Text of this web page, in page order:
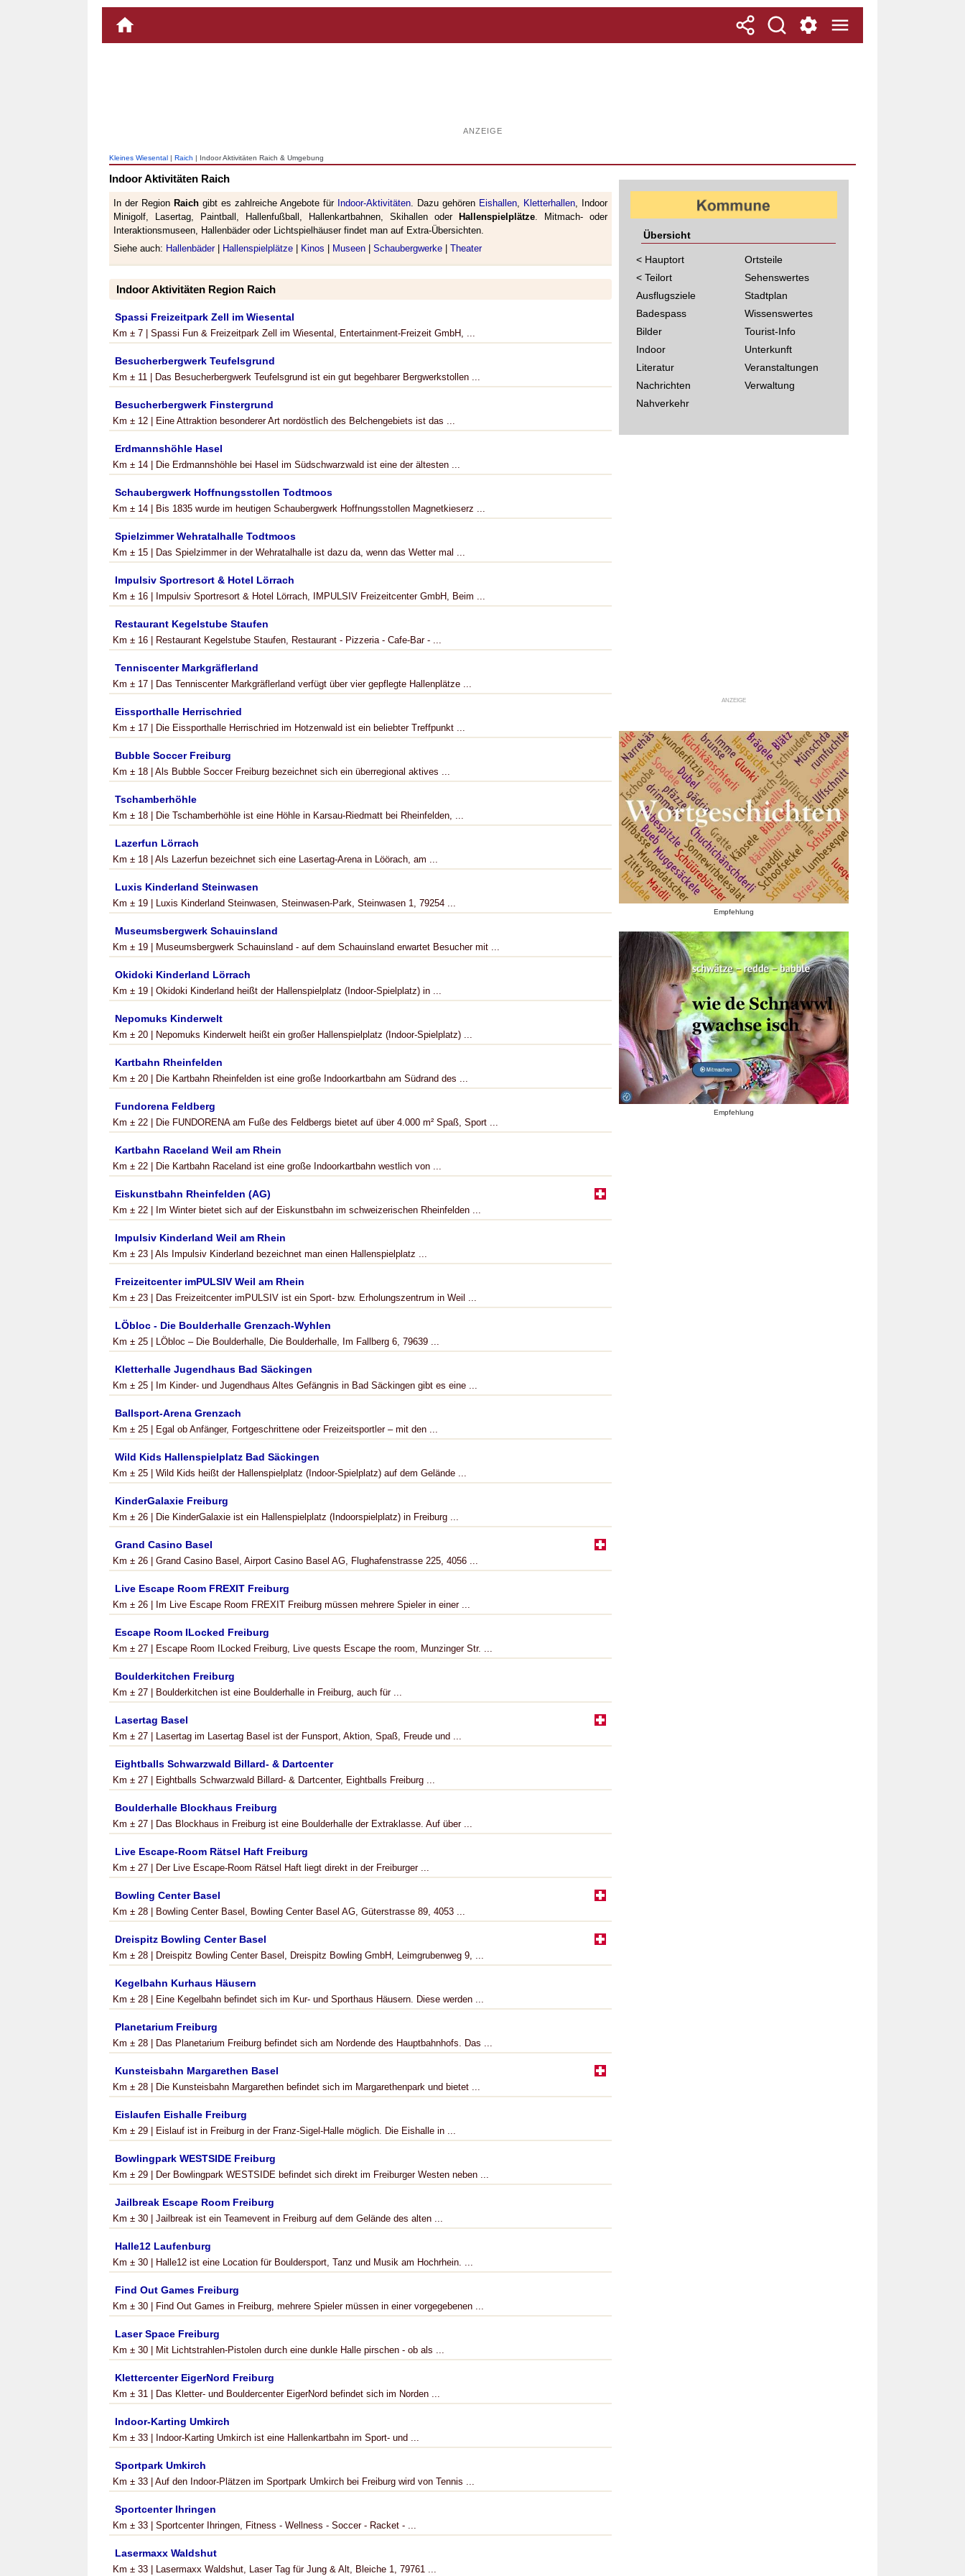
ANZEIGE
Kleines Wiesental | Raich | Indoor Aktivitäten Raich & Umgebung
Indoor Aktivitäten Raich
In der Region Raich gibt es zahlreiche Angebote für Indoor-Aktivitäten. Dazu gehören Eishallen, Kletterhallen, Indoor
Minigolf, Lasertag, Paintball, Hallenfußball, Hallenkartbahnen, Skihallen oder
Hallenspielplätze. Mitmach- oder
Interaktionsmuseen, Hallenbäder oder Lichtspielhäuser findet man auf Extra-Übersichten.
Siehe auch: Hallenbäder| Hallenspielplätze Kinos Museen Schaubergwerke Theater
Indoor Aktivitäten Region Raich
Spassi Freizeitpark Zell im Wiesental
Km ± 7 | Spassi Fun & Freizeitpark Zell im Wiesental, Entertainment-Freizeit GmbH, ...
Besucherbergwerk Teufelsgrund
Km ± 11 | Das Besucherbergwerk Teufelsgrund ist ein gut begehbarer Bergwerkstollen ...
Besucherbergwerk Finstergrund
Km ± 12 | Eine Attraktion besonderer Art nordöstlich des Belchengebiets ist das ...
Erdmannshöhle Hasel
Km ± 14 | Die Erdmannshöhle bei Hasel im Südschwarzwald ist eine der ältesten ...
Schaubergwerk Hoffnungsstollen Todtmoos
Km ± 14 | Bis 1835 wurde im heutigen Schaubergwerk Hoffnungsstollen Magnetkieserz ...
Spielzimmer Wehratalhalle Todtmoos
Km ± 15 | Das Spielzimmer in der Wehratalhalle ist dazu da, wenn das Wetter mal ...
Impulsiv Sportresort & Hotel Lörrach
Km ± 16 | Impulsiv Sportresort & Hotel Lörrach, IMPULSIV Freizeitcenter GmbH, Beim ...
Restaurant Kegelstube Staufen
Km ± 16 | Restaurant Kegelstube Staufen, Restaurant - Pizzeria - Cafe-Bar - ...
Tenniscenter Markgräflerland
Km ± 17 | Das Tenniscenter Markgräflerland verfügt über vier gepflegte Hallenplätze ...
Eissporthalle Herrischried
Km ± 17 | Die Eissporthalle Herrischried im Hotzenwald ist ein beliebter Treffpunkt ...
Bubble Soccer Freiburg
Km ± 18 | Als Bubble Soccer Freiburg bezeichnet sich ein überregional aktives ...
Tschamberhöhle
Km ± 18 | Die Tschamberhöhle ist eine Höhle in Karsau-Riedmatt bei Rheinfelden, ...
Lazerfun Lörrach
Km ± 18 | Als Lazerfun bezeichnet sich eine Lasertag-Arena in Löörach, am ...
Luxis Kinderland Steinwasen
Km ± 19 | Luxis Kinderland Steinwasen, Steinwasen-Park, Steinwasen 1, 79254 ...
Museumsbergwerk Schauinsland
Km ± 19 | Museumsbergwerk Schauinsland - auf dem Schauinsland erwartet Besucher mit ...
Okidoki Kinderland Lörrach
Km ± 19 | Okidoki Kinderland heißt der Hallenspielplatz (Indoor-Spielplatz) in ...
Nepomuks Kinderwelt
Km ± 20 | Nepomuks Kinderwelt heißt ein großer Hallenspielplatz (Indoor-Spielplatz) ...
Kartbahn Rheinfelden
Km ± 20 | Die Kartbahn Rheinfelden ist eine große Indoorkartbahn am Südrand des ...
Fundorena Feldberg
Km ± 22 | Die FUNDORENA am Fuße des Feldbergs bietet auf über 4.000 m² Spaß, Sport ...
Kartbahn Raceland Weil am Rhein
Km ± 22 | Die Kartbahn Raceland ist eine große Indoorkartbahn westlich von ...
Eiskunstbahn Rheinfelden (AG)
Km ± 22 | Im Winter bietet sich auf der Eiskunstbahn im schweizerischen Rheinfelden ...
Impulsiv Kinderland Weil am Rhein
Km ± 23 | Als Impulsiv Kinderland bezeichnet man einen Hallenspielplatz ...
Freizeitcenter imPULSIV Weil am Rhein
Km ± 23 | Das Freizeitcenter imPULSIV ist ein Sport- bzw. Erholungszentrum in Weil ...
LÖbloc - Die Boulderhalle Grenzach-Wyhlen
Km ± 25 | LÖbloc – Die Boulderhalle, Die Boulderhalle, Im Fallberg 6, 79639 ...
Kletterhalle Jugendhaus Bad Säckingen
Km ± 25 | Im Kinder- und Jugendhaus Altes Gefängnis in Bad Säckingen gibt es eine ...
Ballsport-Arena Grenzach
Km ± 25 | Egal ob Anfänger, Fortgeschrittene oder Freizeitsportler – mit den ...
Wild Kids Hallenspielplatz Bad Säckingen
Km ± 25 | Wild Kids heißt der Hallenspielplatz (Indoor-Spielplatz) auf dem Gelände ...
KinderGalaxie Freiburg
Km ± 26 | Die KinderGalaxie ist ein Hallenspielplatz (Indoorspielplatz) in Freiburg ...
Grand Casino Basel
Km ± 26 | Grand Casino Basel, Airport Casino Basel AG, Flughafenstrasse 225, 4056 ...
Live Escape Room FREXIT Freiburg
Km ± 26 | Im Live Escape Room FREXIT Freiburg müssen mehrere Spieler in einer ...
Escape Room ILocked Freiburg
Km ± 27 | Escape Room ILocked Freiburg, Live quests Escape the room, Munzinger Str. ...
Boulderkitchen Freiburg
Km ± 27 | Boulderkitchen ist eine Boulderhalle in Freiburg, auch für ...
Lasertag Basel
Km ± 27 | Lasertag im Lasertag Basel ist der Funsport, Aktion, Spaß, Freude und ...
Eightballs Schwarzwald Billard- & Dartcenter
Km ± 27 | Eightballs Schwarzwald Billard- & Dartcenter, Eightballs Freiburg ...
Boulderhalle Blockhaus Freiburg
Km ± 27 | Das Blockhaus in Freiburg ist eine Boulderhalle der Extraklasse. Auf über ...
Live Escape-Room Rätsel Haft Freiburg
Km ± 27 | Der Live Escape-Room Rätsel Haft liegt direkt in der Freiburger ...
Bowling Center Basel
Km ± 28 | Bowling Center Basel, Bowling Center Basel AG, Güterstrasse 89, 4053 ...
Dreispitz Bowling Center Basel
Km ± 28 | Dreispitz Bowling Center Basel, Dreispitz Bowling GmbH, Leimgrubenweg 9, ...
Kegelbahn Kurhaus Häusern
Km ± 28 | Eine Kegelbahn befindet sich im Kur- und Sporthaus Häusern. Diese werden ...
Planetarium Freiburg
Km ± 28 | Das Planetarium Freiburg befindet sich am Nordende des Hauptbahnhofs. Das ...
Kunsteisbahn Margarethen Basel
Km ± 28 | Die Kunsteisbahn Margarethen befindet sich im Margarethenpark und bietet ...
Eislaufen Eishalle Freiburg
Km ± 29 | Eislauf ist in Freiburg in der Franz-Sigel-Halle möglich. Die Eishalle in ...
Bowlingpark WESTSIDE Freiburg
Km ± 29 | Der Bowlingpark WESTSIDE befindet sich direkt im Freiburger Westen neben ...
Jailbreak Escape Room Freiburg
Km ± 30 | Jailbreak ist ein Teamevent in Freiburg auf dem Gelände des alten ...
Halle12 Laufenburg
Km ± 30 | Halle12 ist eine Location für Bouldersport, Tanz und Musik am Hochrhein. ...
Find Out Games Freiburg
Km ± 30 | Find Out Games in Freiburg, mehrere Spieler müssen in einer vorgegebenen ...
Laser Space Freiburg
Km ± 30 | Mit Lichtstrahlen-Pistolen durch eine dunkle Halle pirschen - ob als ...
Klettercenter EigerNord Freiburg
Km ± 31 | Das Kletter- und Bouldercenter EigerNord befindet sich im Norden ...
Indoor-Karting Umkirch
Km ± 33 | Indoor-Karting Umkirch ist eine Hallenkartbahn im Sport- und ...
Sportpark Umkirch
Km ± 33 | Auf den Indoor-Plätzen im Sportpark Umkirch bei Freiburg wird von Tennis ...
Sportcenter Ihringen
Km ± 33 | Sportcenter Ihringen, Fitness - Wellness - Soccer - Racket - ...
Lasermaxx Waldshut
Km ± 33 | Lasermaxx Waldshut, Laser Tag für Jung & Alt, Bleiche 1, 79761 ...
Übersicht
< Hauptort
< Teilort
Ausflugsziele
Badespass
Bilder
Indoor
Literatur
Nachrichten
Nahverkehr
Ortsteile
Sehenswertes
Stadtplan
Wissenswertes
Tourist-Info
Unterkunft
Veranstaltungen
Verwaltung
ANZEIGE
Empfehlung
Empfehlung